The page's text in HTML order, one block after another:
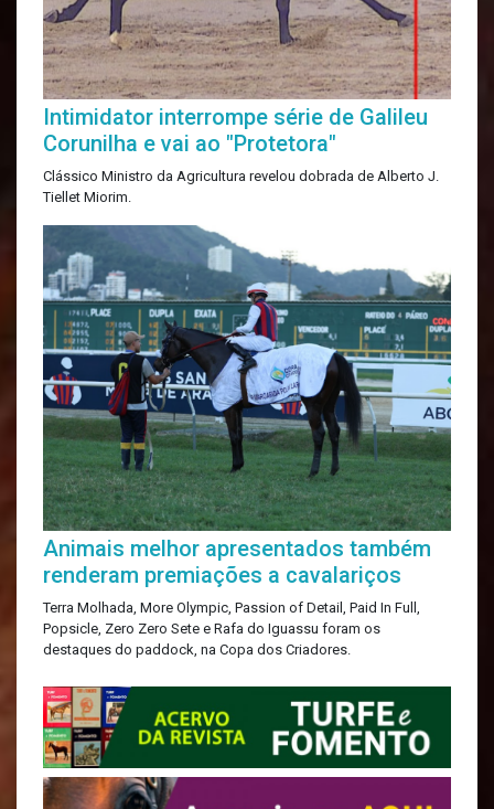
Intimidator interrompe série de Galileu
Corunilha e vai ao "Protetora"
Clássico Ministro da Agricultura revelou dobrada de Alberto J.
Tiellet Miorim.
Animais melhor apresentados também
renderam premiações a cavalariços
Terra Molhada, More Olympic, Passion of Detail, Paid In Full,
Popsicle, Zero Zero Sete e Rafa do Iguassu foram os
destaques do paddock, na Copa dos Criadores.